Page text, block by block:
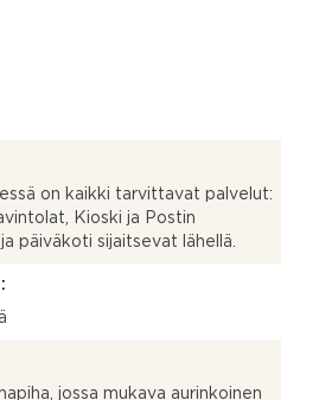
on kaikki tarvittavat palvelut:
Kioski ja Postin
päiväkoti sijaitsevat lähellä.
jossa mukava aurinkoinen